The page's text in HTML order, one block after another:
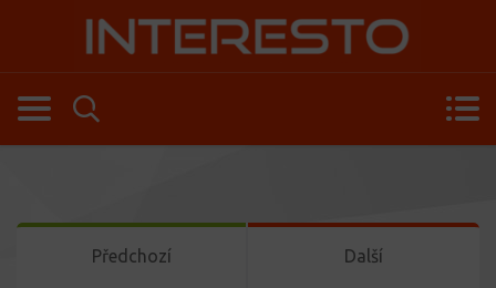
Předchozí Další